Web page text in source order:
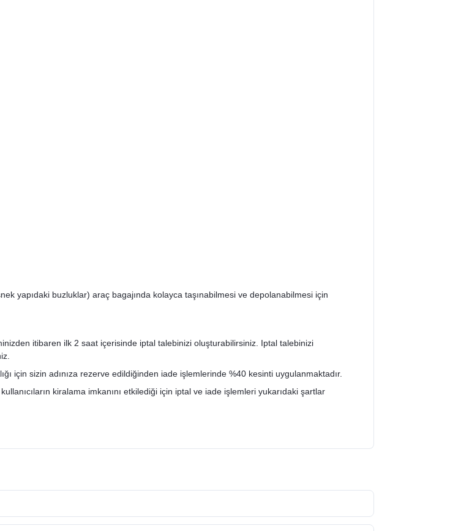
yapıdaki buzluklar) araç bagajında kolayca taşınabilmesi ve depolanabilmesi için
itibaren ilk 2 saat içerisinde iptal talebinizi oluşturabilirsiniz. Iptal talebinizi
için sizin adınıza rezerve edildiğinden iade işlemlerinde %40 kesinti uygulanmaktadır.
kiralama imkanını etkilediği için iptal ve iade işlemleri yukarıdaki şartlar